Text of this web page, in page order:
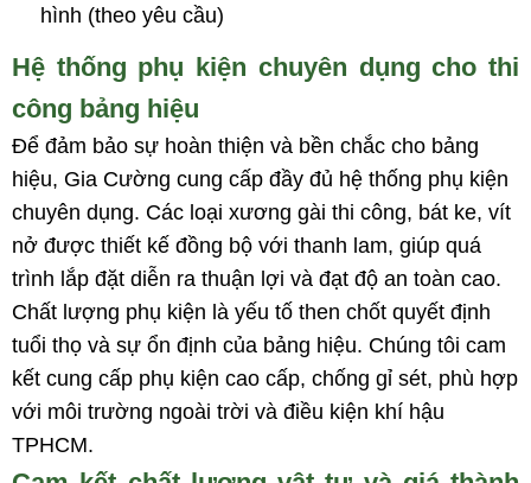
hình (theo yêu cầu)
Hệ thống phụ kiện chuyên dụng cho thi
công bảng hiệu
Để đảm bảo sự hoàn thiện và bền chắc cho bảng
hiệu, Gia Cường cung cấp đầy đủ hệ thống phụ kiện
chuyên dụng. Các loại xương gài thi công, bát ke, vít
nở được thiết kế đồng bộ với thanh lam, giúp quá
trình lắp đặt diễn ra thuận lợi và đạt độ an toàn cao.
Chất lượng phụ kiện là yếu tố then chốt quyết định
tuổi thọ và sự ổn định của bảng hiệu. Chúng tôi cam
kết cung cấp phụ kiện cao cấp, chống gỉ sét, phù hợp
với môi trường ngoài trời và điều kiện khí hậu
TPHCM.